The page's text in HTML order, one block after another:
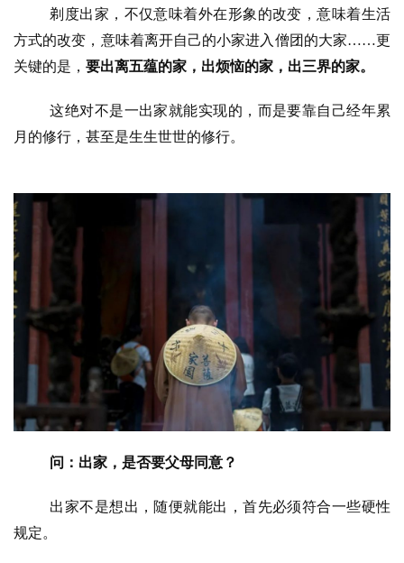
剃度出家，不仅意味着外在形象的改变，意味着生活
方式的改变，意味着离开自己的小家进入僧团的大家……更
关键的是， 要出离五蕴的家，出烦恼的家，出三界的家。
这绝对不是一出家就能实现的，而是要靠自己经年累
月的修行，甚至是生生世世的修行。
问：出家，是否要父母同意？
出家不是想出，随便就能出，首先必须符合一些硬性
规定。